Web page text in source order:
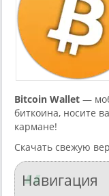
Bitcoin Wallet —
биткоина, носите
кармане!
Скачать свежую
Навигация